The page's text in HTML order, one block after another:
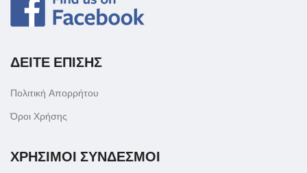
ΔΕΙΤΕ ΕΠΙΣΗΣ
Πολιτική Απορρήτου
Όροι Χρήσης
ΧΡΗΣΙΜΟΙ ΣΥΝΔΕΣΜΟΙ